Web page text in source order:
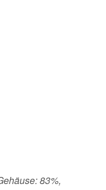
83%,